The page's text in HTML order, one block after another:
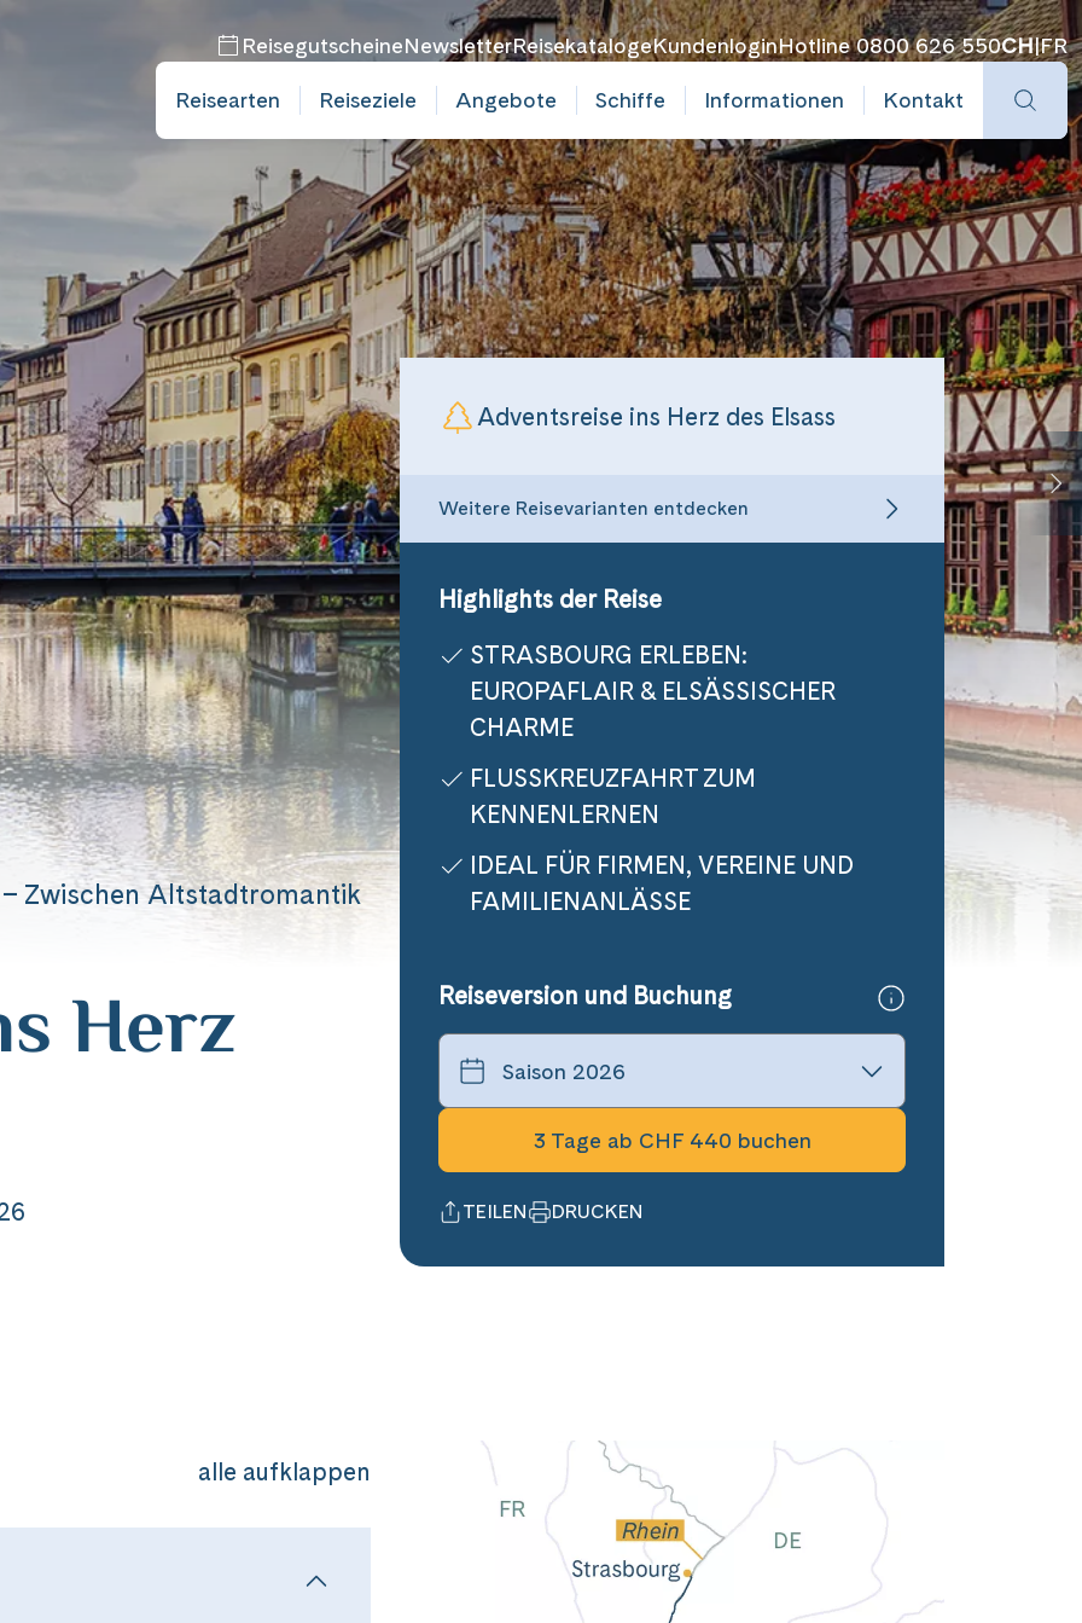
ReisegutscheineNewsletterReisekatalogeKundenloginHotline 0800 626 550CH|FR
Reisearten Reiseziele Angebote Schiffe Informationen Kontakt
Zwischen Altstadtromantik
Herz
Adventsreise ins Herz des Elsass
Weitere Reisevarianten entdecken
Highlights der Reise
STRASBOURG ERLEBEN:
EUROPAFLAIR & ELSÄSSISCHER
CHARME
FLUSSKREUZFAHRT ZUM
KENNENLERNEN
IDEAL FÜR FIRMEN, VEREINE UND
FAMILIENANLÄSSE
Reiseversion und Buchung
3 Tage ab CHF 440 buchen
TEILEN DRUCKEN
alle aufklappen